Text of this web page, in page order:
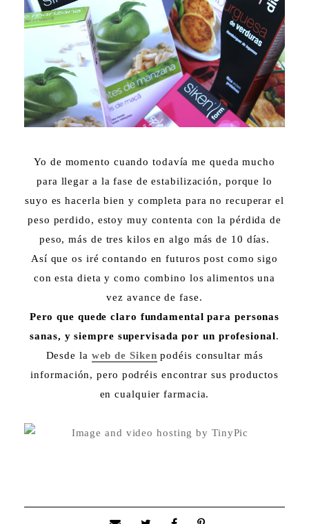
Yo de momento cuando todavía me queda mucho
para llegar a la fase de estabilización, porque lo
suyo es hacerla bien y completa para no recuperar el
peso perdido, estoy muy contenta con la pérdida de
peso, más de tres kilos en algo más de 10 días.
Así que os iré contando en futuros post como sigo
con esta dieta y como combino los alimentos una
vez avance de fase.
Pero que quede claro fundamental para personas
sanas, y siempre supervisada por un profesional.
Desde la web de Siken podéis consultar más
información, pero podréis encontrar sus productos
en cualquier farmacia.